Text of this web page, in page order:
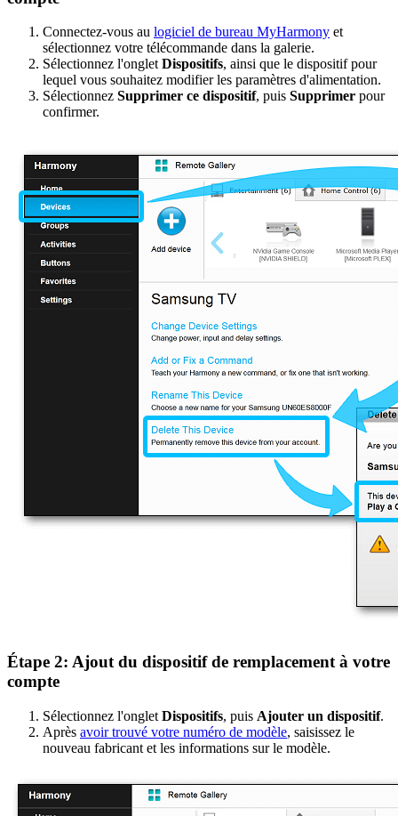
Connectez-vous au logiciel de bureau MyHarmony et
sélectionnez votre télécommande dans la galerie.
Sélectionnez l'onglet Dispositifs, ainsi que le dispositif pour
lequel vous souhaitez modifier les paramètres d'alimentation.
Sélectionnez Supprimer ce dispositif, puis Supprimer pour
confirmer.
Étape 2: Ajout du dispositif de remplacement à votre
compte
Sélectionnez l'onglet Dispositifs, puis Ajouter un dispositif.
Après avoir trouvé votre numéro de modèle, saisissez le
nouveau fabricant et les informations sur le modèle.